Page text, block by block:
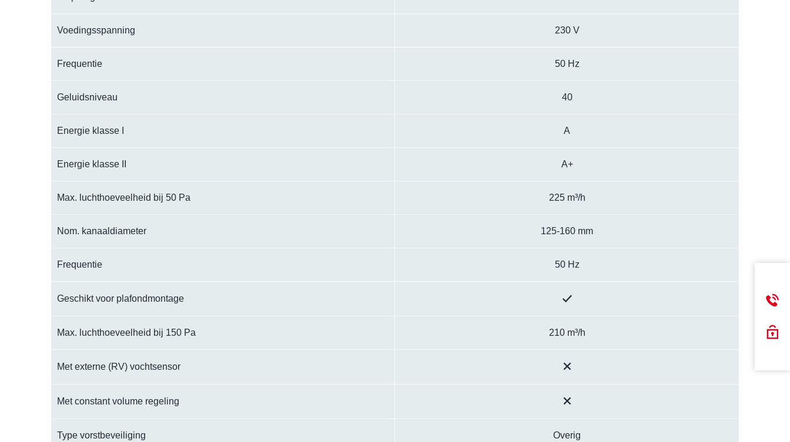
Voedingsspanning 230 V
Frequentie 50 Hz
Geluidsniveau 40
Energie klasse I A
Energie klasse II A+
Max. luchthoeveelheid bij 50 Pa 225 m³/h
Nom. kanaaldiameter 125-160 mm
Frequentie 50 Hz
Geschikt voor plafondmontage
Max. luchthoeveelheid bij 150 Pa 210 m³/h
Met externe (RV) vochtsensor
Met constant volume regeling
Type vorstbeveiliging Overig